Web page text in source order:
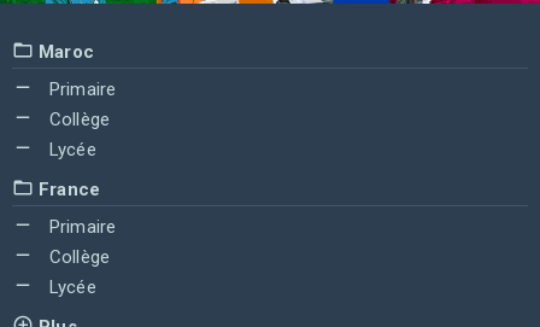
Maroc
Primaire
Collège
Lycée
France
Primaire
Collège
Lycée